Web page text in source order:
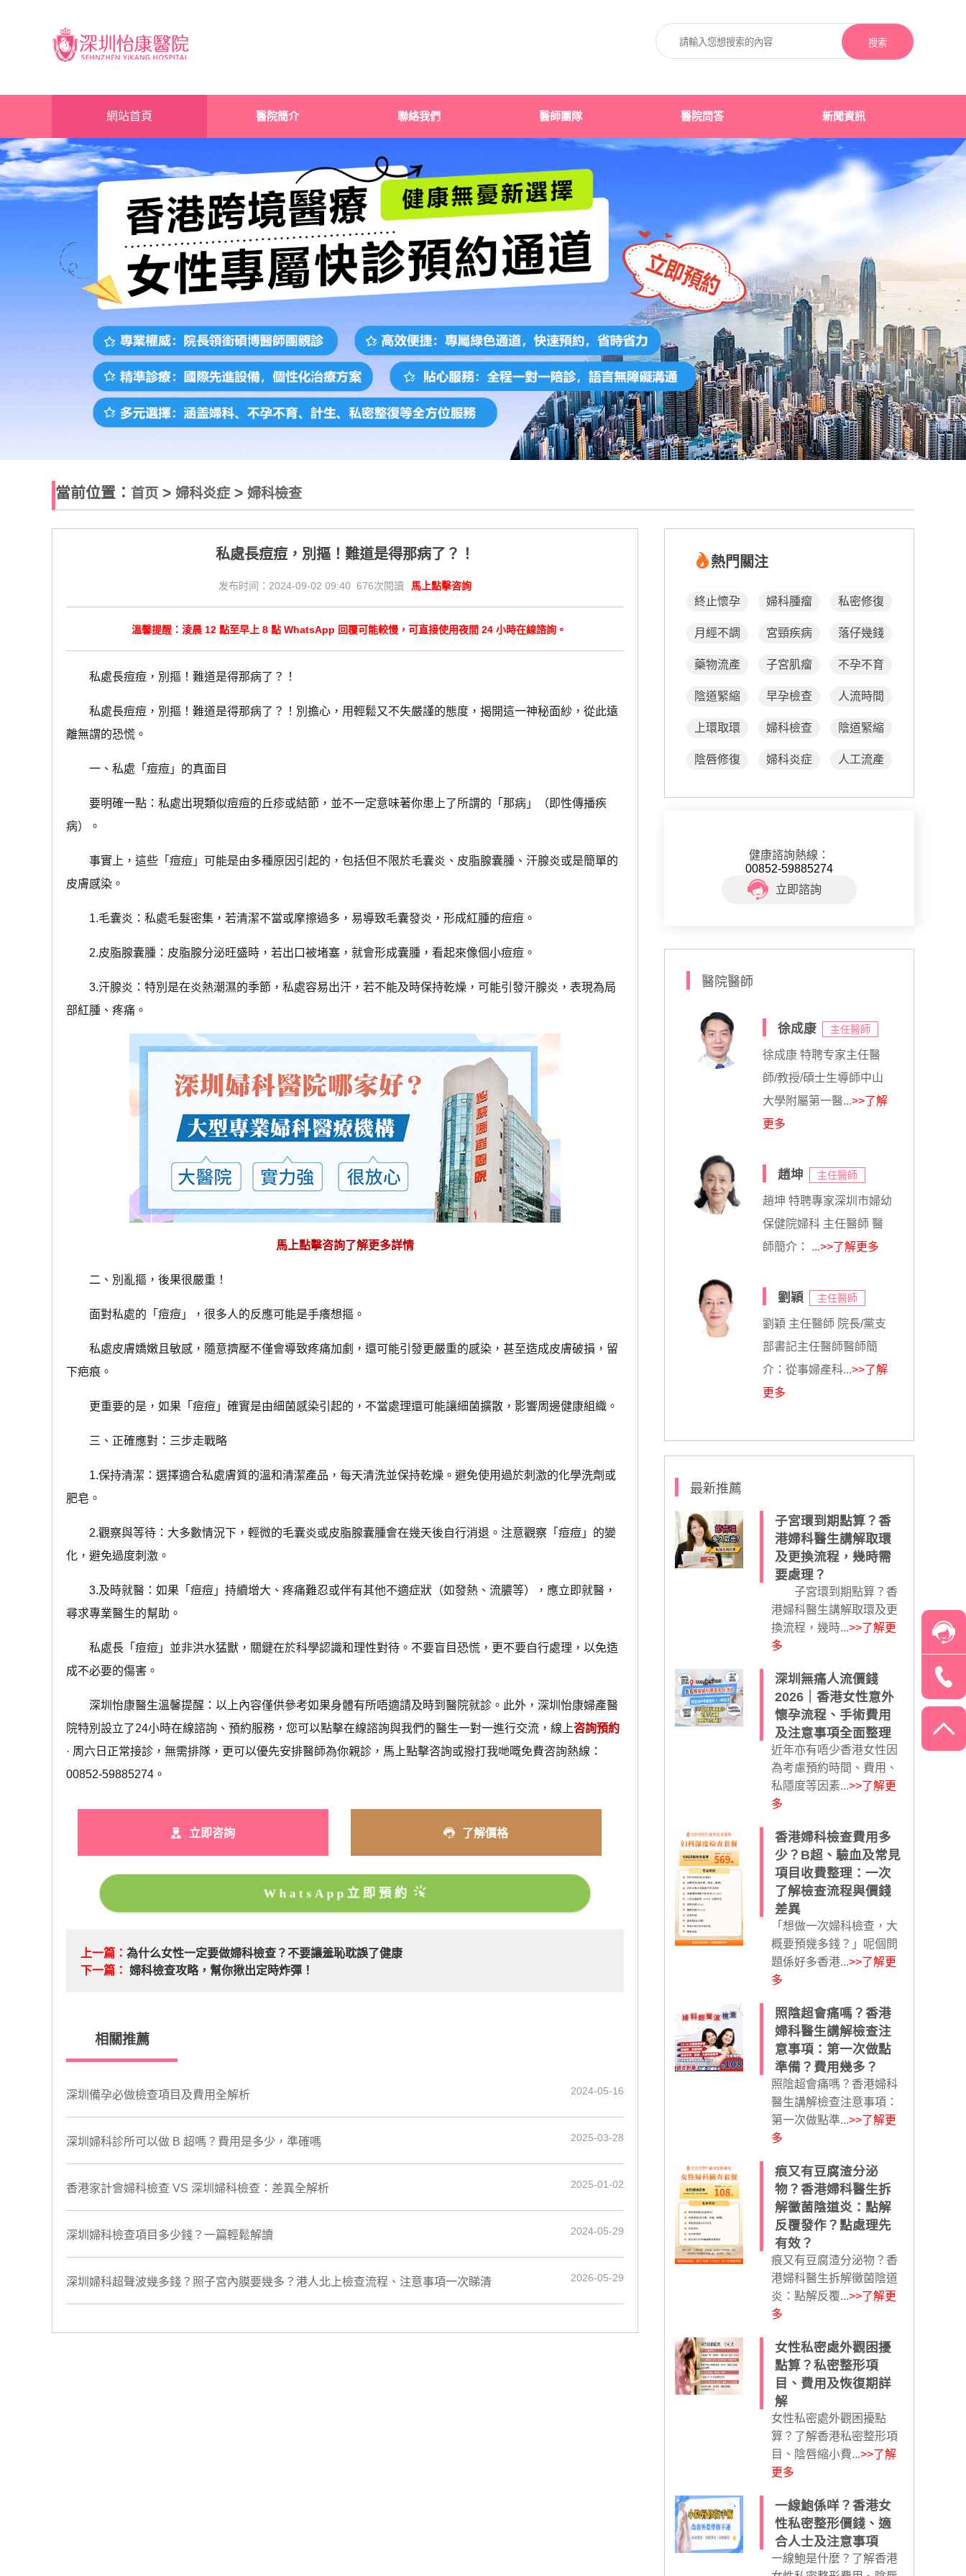
搜索
網站首頁 醫院簡介 聯絡我們 醫師團隊 醫院問答 新聞資訊
當前位置： 首页 > 婦科炎症> 婦科檢查
​私處長痘痘，別摳！難道是得那病了？！
发布时间：2024-09-02 09:40 676次閱讀 馬上點擊咨詢
溫馨提醒：淩晨 12 點至早上 8 點 WhatsApp 回覆可能較慢，可直接使用夜間 24 小時在線諮詢。
私處長痘痘，別摳！難道是得那病了？！
私處長痘痘，別摳！難道是得那病了？！別擔心，用輕鬆又不失嚴謹的態度，揭開這一神秘面紗，從此遠
離無謂的恐慌。
一、私處「痘痘」的真面目
要明確一點：私處出現類似痘痘的丘疹或結節，並不一定意味著你患上了所謂的「那病」（即性傳播疾
病）。
事實上，這些「痘痘」可能是由多種原因引起的，包括但不限於毛囊炎、皮脂腺囊腫、汗腺炎或是簡單的
皮膚感染。
1.毛囊炎：私處毛髮密集，若清潔不當或摩擦過多，易導致毛囊發炎，形成紅腫的痘痘。
2.皮脂腺囊腫：皮脂腺分泌旺盛時，若出口被堵塞，就會形成囊腫，看起來像個小痘痘。
3.汗腺炎：特別是在炎熱潮濕的季節，私處容易出汗，若不能及時保持乾燥，可能引發汗腺炎，表現為局
部紅腫、疼痛。
馬上點擊咨詢了解更多詳情
二、別亂摳，後果很嚴重！
面對私處的「痘痘」，很多人的反應可能是手癢想摳。
私處皮膚嬌嫩且敏感，隨意擠壓不僅會導致疼痛加劇，還可能引發更嚴重的感染，甚至造成皮膚破損，留
下疤痕。
更重要的是，如果「痘痘」確實是由細菌感染引起的，不當處理還可能讓細菌擴散，影響周邊健康組織。
三、正確應對：三步走戰略
1.保持清潔：選擇適合私處膚質的溫和清潔產品，每天清洗並保持乾燥。避免使用過於刺激的化學洗劑或
肥皂。
2.觀察與等待：大多數情況下，輕微的毛囊炎或皮脂腺囊腫會在幾天後自行消退。注意觀察「痘痘」的變
化，避免過度刺激。
3.及時就醫：如果「痘痘」持續增大、疼痛難忍或伴有其他不適症狀（如發熱、流膿等），應立即就醫，
尋求專業醫生的幫助。
私處長「痘痘」並非洪水猛獸，關鍵在於科學認識和理性對待。不要盲目恐慌，更不要自行處理，以免造
成不必要的傷害。
深圳怡康醫生溫馨提醒：以上內容僅供參考如果身體有所唔適請及時到醫院就診。此外，深圳怡康婦產醫
院特別設立了24小時在線諮詢、預約服務，您可以點擊在線諮詢與我們的醫生一對一進行交流，線上咨詢預約
· ‎周六日正常接診，無需排隊，更可以優先安排醫師為你親診，馬上點擊咨詢或撥打我哋嘅免費咨詢熱線：
00852-59885274。
立即咨詢 了解價格
WhatsApp立即預約
上一篇：為什么女性一定要做婦科檢查？不要讓羞恥耽誤了健康
下一篇： 婦科檢查攻略，幫你揪出定時炸彈！
相關推薦
深圳備孕必做檢查項目及費用全解析 2024-05-16
​深圳婦科診所可以做 B 超嗎？費用是多少，準確嗎 2025-03-28
香港家計會婦科檢查 VS 深圳婦科檢查：差異全解析 2025-01-02
深圳婦科檢查項目多少錢？一篇輕鬆解讀 2024-05-29
深圳婦科超聲波幾多錢？照子宮內膜要幾多？港人北上檢查流程、注意事項一次睇清 2026-05-29
熱門關注
終止懷孕 婦科腫瘤 私密修復
月經不調 宮頸疾病 落仔幾錢
藥物流產 子宮肌瘤 不孕不育
陰道緊縮 早孕檢查 人流時間
上環取環 婦科檢查 陰道緊縮
陰唇修復 婦科炎症 人工流產
健康諮詢熱線：
00852-59885274
立即諮詢
醫院醫師
徐成康 主任醫師
徐成康 特聘专家主任醫
師/教授/碩士生導師中山
大學附屬第一醫...>>了解
更多
趙坤 主任醫師
趙坤 特聘專家深圳市婦幼
保健院婦科 主任醫師 醫
師簡介： ...>>了解更多
劉穎 主任醫師
劉穎 主任醫師 院長/黨支
部書記主任醫師醫師簡
介：從事婦產科...>>了解
更多
最新推薦
子宮環到期點算？香
港婦科醫生講解取環
及更換流程，幾時需
要處理？
子宮環到期點算？香
港婦科醫生講解取環及更
換流程，幾時...>>了解更
多
深圳無痛人流價錢
2026｜香港女性意外
懷孕流程、手術費用
及注意事項全面整理
近年亦有唔少香港女性因
為考慮預約時間、費用、
私隱度等因素...>>了解更
多
香港婦科檢查費用多
少？B超、驗血及常見
項目收費整理：一次
了解檢查流程與價錢
差異
「想做一次婦科檢查，大
概要預幾多錢？」呢個問
題係好多香港...>>了解更
多
照陰超會痛嗎？香港
婦科醫生講解檢查注
意事項：第一次做點
準備？費用幾多？
照陰超會痛嗎？香港婦科
醫生講解檢查注意事項：
第一次做點準...>>了解更
多
痕又有豆腐渣分泌
物？香港婦科醫生拆
解黴菌陰道炎：點解
反覆發作？點處理先
有效？
痕又有豆腐渣分泌物？香
港婦科醫生拆解黴菌陰道
炎：點解反覆...>>了解更
多
女性私密處外觀困擾
點算？私密整形項
目、費用及恢復期詳
解
女性私密處外觀困擾點
算？了解香港私密整形項
目、陰唇縮小費...>>了解
更多
一線鮑係咩？香港女
性私密整形價錢、適
合人士及注意事項
一線鮑是什麼？了解香港